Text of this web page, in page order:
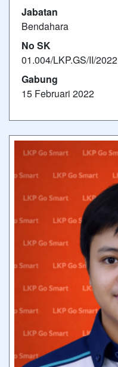
Jabatan
Bendahara
No SK
01.004/LKP.GS/II/2022
Gabung
15 Februari 2022